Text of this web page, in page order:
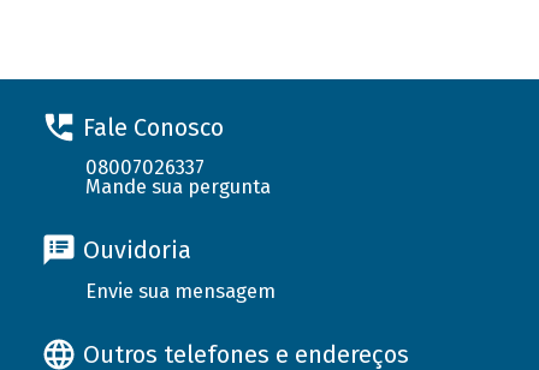
Fale Conosco
08007026337
Mande sua pergunta
Ouvidoria
Envie sua mensagem
Outros telefones e endereços